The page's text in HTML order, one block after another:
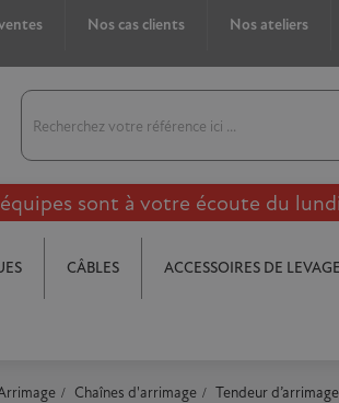
Nos cas clients Nos ateliers
sont à votre écoute du
CÂBLES ACCESSOIRES DE LEVAGE
Chaînes d'arrimage Tendeur